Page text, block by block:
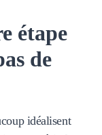
étape
de
idéalisent